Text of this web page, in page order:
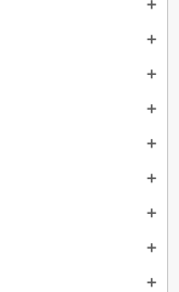
add
add
add
add
add
add
add
add
add